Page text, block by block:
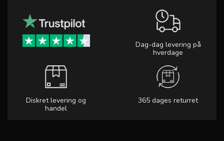
Dag-dag levering på
hverdage
Diskret levering og
handel
365 dages returret